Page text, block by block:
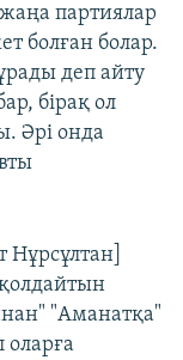
партиялар
болған болар.
деп айту
бірақ ол
Әрі онда
Нұрсұлтан]
"Аманатқа"
оларға